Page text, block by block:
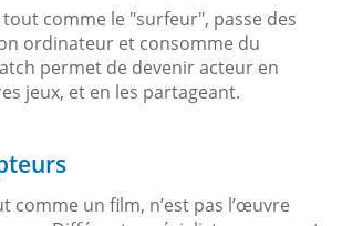
comme le "surfeur", passe des
ordinateur et consomme du
permet de devenir acteur en
jeux, et en les partageant.
comme un film, n’est pas l’œuvre